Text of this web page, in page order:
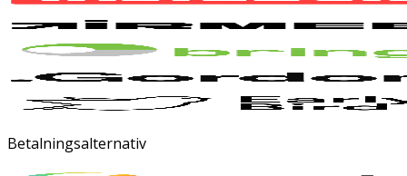
Betalningsalternativ